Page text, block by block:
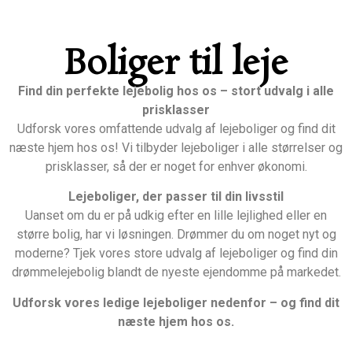
Boliger til leje
Find din perfekte lejebolig hos os – stort udvalg i alle
prisklasser
Udforsk vores omfattende udvalg af lejeboliger og find dit
næste hjem hos os! Vi tilbyder lejeboliger i alle størrelser og
prisklasser, så der er noget for enhver økonomi.
Lejeboliger, der passer til din livsstil
Uanset om du er på udkig efter en lille lejlighed eller en
større bolig, har vi løsningen. Drømmer du om noget nyt og
moderne? Tjek vores store udvalg af lejeboliger og find din
drømmelejebolig blandt de nyeste ejendomme på markedet.
Udforsk vores ledige lejeboliger nedenfor – og find dit
næste hjem hos os.
København